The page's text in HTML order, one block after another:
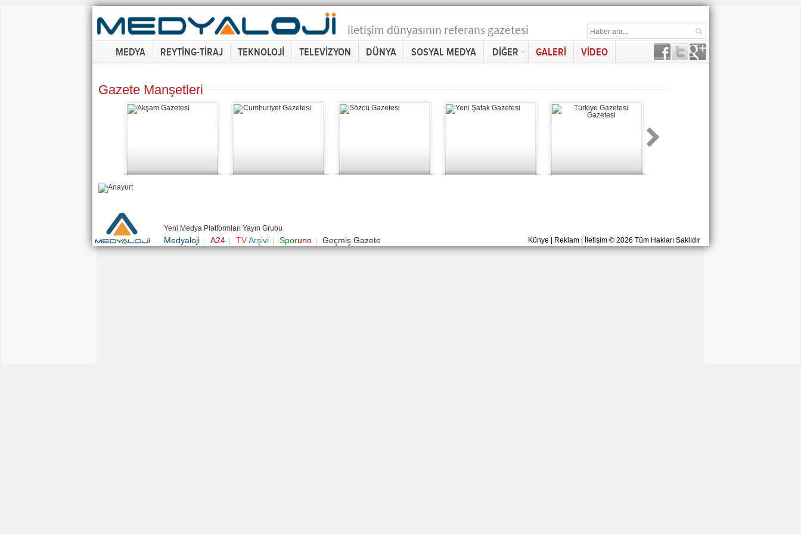
iletişim dünyasının referans gazetesi
MEDYA REYTİNG-TİRAJ TEKNOLOJİ TELEVİZYON DÜNYA SOSYAL MEDYA DİĞER GALERİ VİDEO
Gazete Manşetleri
Yeni Medya Platformları Yayın Grubu
Medyaloji| A24| TVArşivi| Sporuno| Geçmiş Gazete Künye | Reklam| İletişim© 2026 Tüm Hakları Saklıdır